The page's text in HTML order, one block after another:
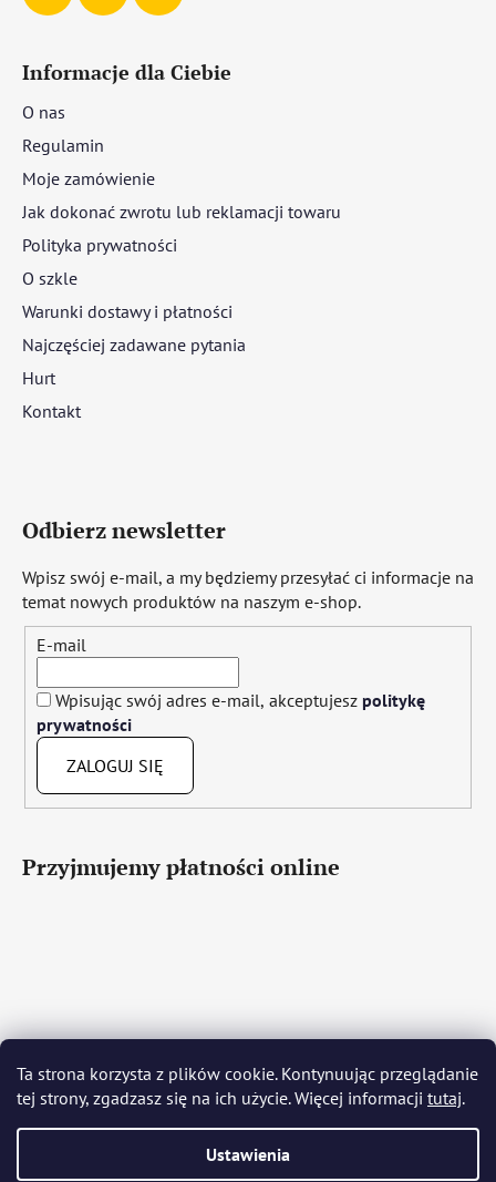
Ta strona korzysta z plików cookie. Kontynuując przeglądanie
tej strony, zgadzasz się na ich użycie. Więcej informacji tutaj.
Ustawienia
Informacje dla Ciebie
O nas
Regulamin
Moje zamówienie
Jak dokonać zwrotu lub reklamacji towaru
Polityka prywatności
O szkle
Warunki dostawy i płatności
Najczęściej zadawane pytania
Hurt
Kontakt
Odbierz newsletter
Wpisz swój e-mail, a my będziemy przesyłać ci informacje na
temat nowych produktów na naszym e-shop.
E-mail
Wpisując swój adres e-mail, akceptujesz politykę
prywatności
ZALOGUJ SIĘ
Przyjmujemy płatności online
Język polski Română Italiano Español
Français
Português Български Hrvatski Slovenščina Srpski
Nederlands Українська Ελληνικά Svenska Dansk